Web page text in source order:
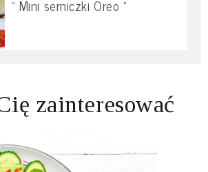
" Mini serniczki Oreo "
zainteresować